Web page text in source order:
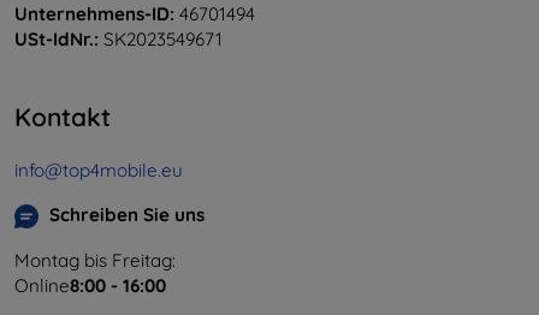
Unternehmens-ID: 46701494
USt-IdNr.: SK2023549671
Kontakt
info@top4mobile.eu
Schreiben Sie uns
Montag bis Freitag:
Online8:00 - 16:00